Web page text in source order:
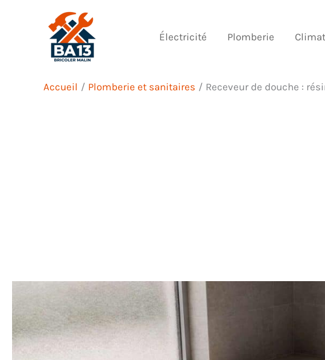
Électricité Plomberie
Accueil Plomberie et sanitaires Receveur de douche :